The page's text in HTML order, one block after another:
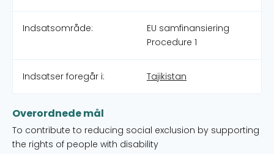
Indsatsområde:
EU samfinansiering
Procedure 1
Indsatser foregår i: Tajikistan
Overordnede mål
To contribute to reducing social exclusion by supporting
the rights of people with disability